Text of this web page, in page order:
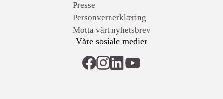
Presse
Personvernerklæring
Motta vårt nyhetsbrev
Våre sosiale medier